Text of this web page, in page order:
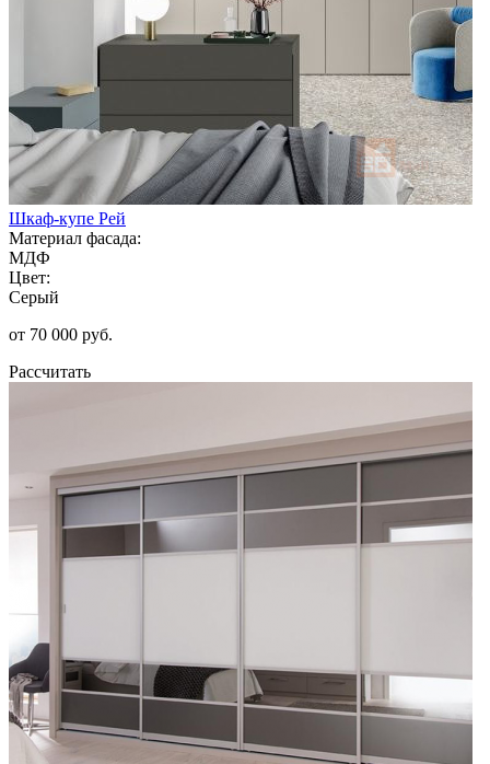
Шкаф-купе Рей
Материал фасада:
МДФ
Цвет:
Серый
от 70 000 руб.
Рассчитать